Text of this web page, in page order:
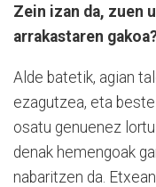
Zein izan da, zuen
arrakastaren
Alde batetik, agian
ezagutzea, eta
osatu genuenez
denak hemengoak
nabaritzen da.